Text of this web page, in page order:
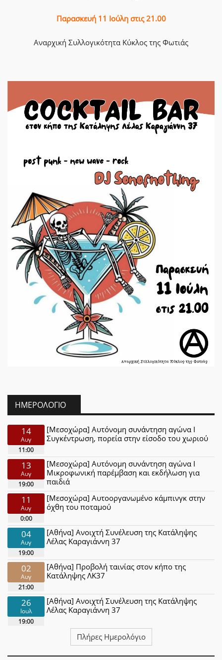
Παρασκευή 11 Ιούλη στις 21.00
Αναρχική Συλλογικότητα Κύκλος της Φωτιάς
ΗΜΕΡΟΛΌΓΙΟ
14
Αυγ
11:00
[Μεσοχώρα] Αυτόνομη συνάντηση αγώνα Ι
Συγκέντρωση, πορεία στην είσοδο του χωριού
13
Αυγ
19:00
[Μεσοχώρα] Αυτόνομη συνάντηση αγώνα Ι
Μικροφωνική παρέμβαση και εκδήλωση για
παιδιά
11
Αυγ
0:00
[Μεσοχώρα] Αυτοοργανωμένο κάμπινγκ στην
όχθη του ποταμού
04
Αυγ
19:00
[Αθήνα] Ανοιχτή Συνέλευση της Κατάληψης
Λέλας Καραγιάννη 37
02
Αυγ
21:00
[Αθήνα] Προβολή ταινίας στον κήπο της
Κατάληψης ΛΚ37
26
Ιουλ
19:00
[Αθήνα] Ανοιχτή Συνέλευση της Κατάληψης
Λέλας Καραγιάννη 37
Πλήρες Ημερολόγιο